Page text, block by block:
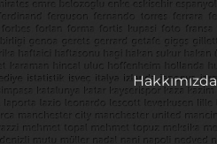
Hakkımızda